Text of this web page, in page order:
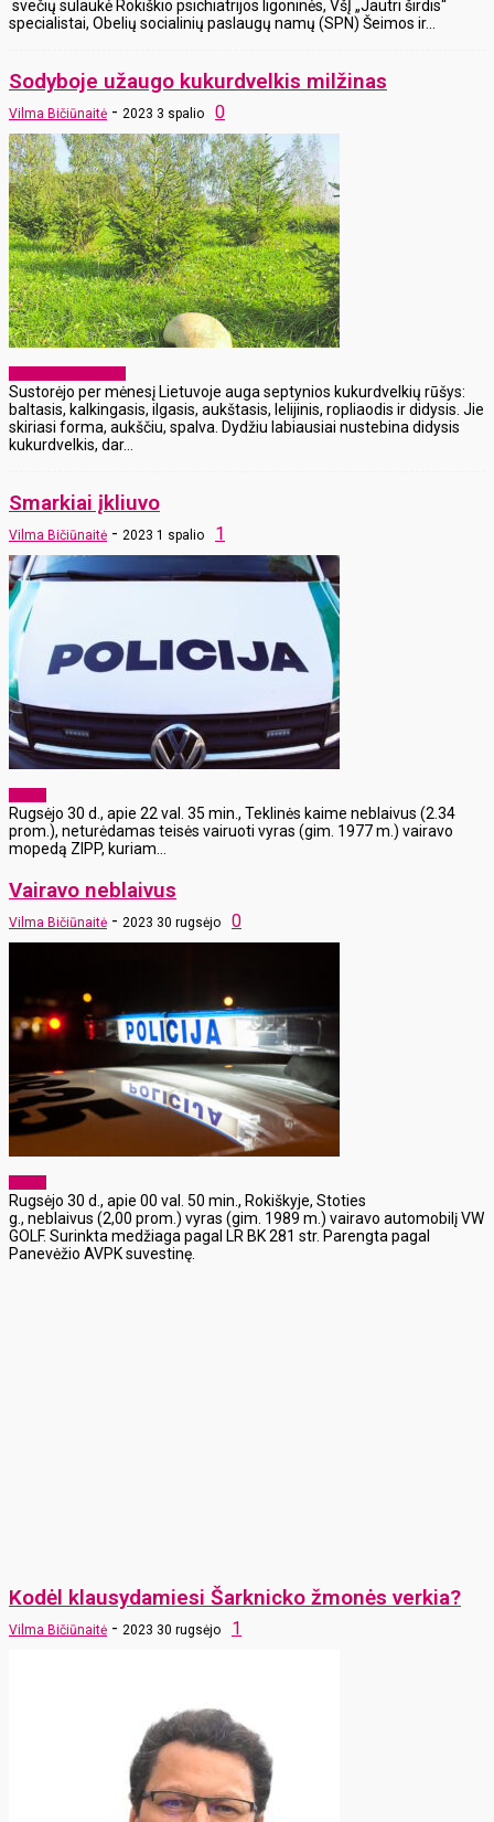
svečių sulaukė Rokiškio psichiatrijos ligoninės, VšĮ „Jautri širdis“
specialistai, Obelių socialinių paslaugų namų (SPN) Šeimos ir...
Sodyboje užaugo kukurdvelkis milžinas
Vilma Bičiūnaitė - 2023 3 spalio 0
Sustorėjo per mėnesį Lietuvoje auga septynios kukurdvelkių rūšys:
baltasis, kalkingasis, ilgasis, aukštasis, lelijinis, ropliaodis ir didysis. Jie
skiriasi forma, aukščiu, spalva. Dydžiu labiausiai nustebina didysis
kukurdvelkis, dar...
Smarkiai įkliuvo
Vilma Bičiūnaitė - 2023 1 spalio 1
Rugsėjo 30 d., apie 22 val. 35 min., Teklinės kaime neblaivus (2.34
prom.), neturėdamas teisės vairuoti vyras (gim. 1977 m.) vairavo
mopedą ZIPP, kuriam...
Vairavo neblaivus
Vilma Bičiūnaitė - 2023 30 rugsėjo 0
Rugsėjo 30 d., apie 00 val. 50 min., Rokiškyje, Stoties
g., neblaivus (2,00 prom.) vyras (gim. 1989 m.) vairavo automobilį VW
GOLF. Surinkta medžiaga pagal LR BK 281 str. Parengta pagal
Panevėžio AVPK suvestinę.
Kodėl klausydamiesi Šarknicko žmonės verkia?
Vilma Bičiūnaitė - 2023 30 rugsėjo 1